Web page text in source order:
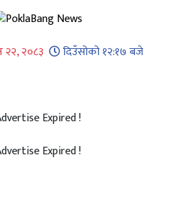
२२, २०८३ दिउँसोको १२:१७ बजे
Expired !
Expired !